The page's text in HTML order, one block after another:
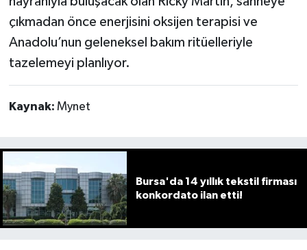
çıkmadan önce enerjisini oksijen terapisi ve
Anadolu’nun geleneksel bakım ritüelleriyle
tazelemeyi planlıyor.
Kaynak: Mynet
Bursa'da 14 yıllık tekstil firması
konkordato ilan etti!